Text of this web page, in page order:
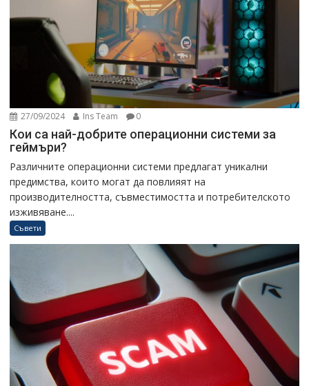
27/09/2024 Ins Team 0
Кои са най-добрите операционни системи за
геймъри?
Различните операционни системи предлагат уникални
предимства, които могат да повлияят на
производителността, съвместимостта и потребителското
изживяване....
Съвети